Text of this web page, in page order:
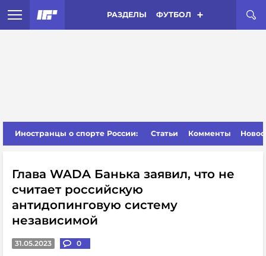
РАЗДЕЛЫ ФУТБОЛ
Иностранцы о спорте России: Статьи Комменты
Глава WADA Банька заявил, что не
считает российскую
антидопинговую систему
независимой
31.05.2023 0